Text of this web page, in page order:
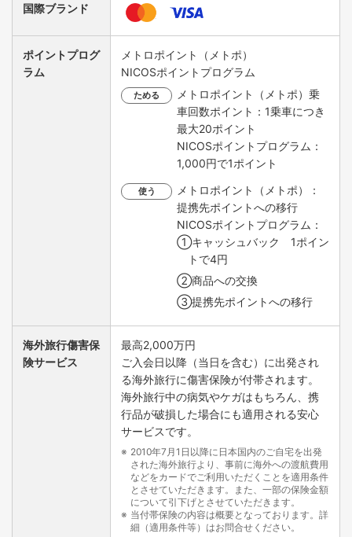
国際ブランド
ポイントプログ
ラム
メトロポイント（メトポ）
NICOSポイントプログラム
ためる
メトロポイント（メトポ）乗
車回数ポイント：1乗車につき
最大20ポイント
NICOSポイントプログラム：
1,000円で1ポイント
使う
メトロポイント（メトポ）：
提携先ポイントへの移行
NICOSポイントプログラム：
①キャッシュバック 1ポイン
トで4円
②商品への交換
③提携先ポイントへの移行
海外旅行傷害保
険サービス
最高2,000万円
ご入会日以降（当日を含む）に出発され
る海外旅行に傷害保険が付帯されます。
海外旅行中の病気やケガはもちろん、携
行品が破損した場合にも適用される安心
サービスです。
2010年7月1日以降に日本国内のご自宅を出発
された海外旅行より、事前に海外への渡航費用
などをカードでご利用いただくことを適用条件
とさせていただきます。また、一部の保険金額
について引下げとさせていただきます。
当付帯保険の内容は概要となっております。詳
細（適用条件等）はお問合せください。